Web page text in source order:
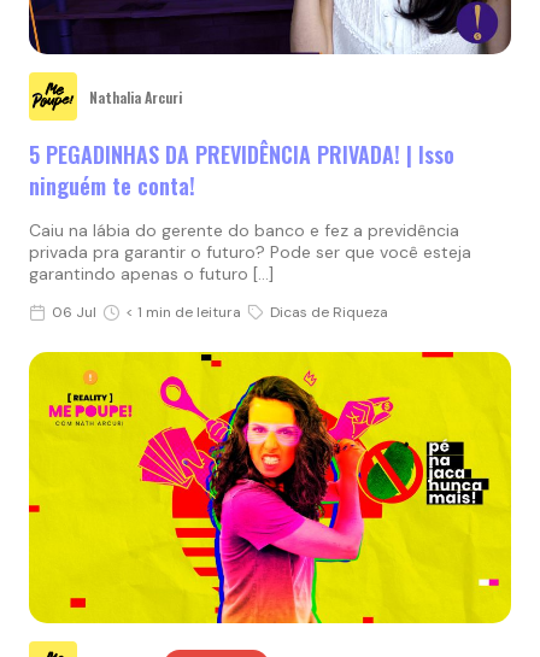
Nathalia Arcuri
5 PEGADINHAS DA PREVIDÊNCIA PRIVADA! | Isso
ninguém te conta!
Caiu na lábia do gerente do banco e fez a previdência
privada pra garantir o futuro? Pode ser que você esteja
garantindo apenas o futuro […]
06 Jul < 1 min de leitura Dicas de Riqueza